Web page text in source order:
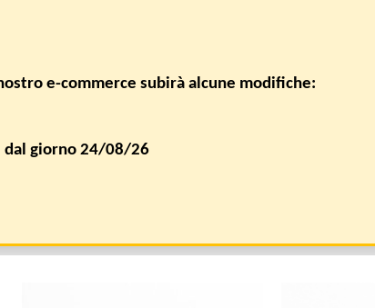
e-commerce subirà alcune modifiche:
dal giorno 24/08/26